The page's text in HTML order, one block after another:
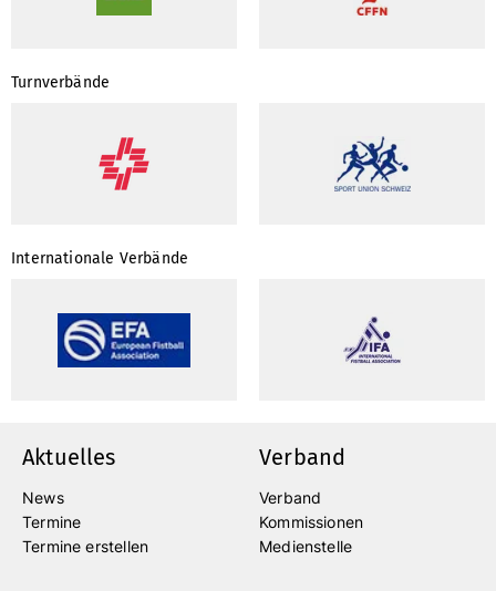
Turnverbände
Internationale Verbände
Aktuelles
News
Termine
Termine erstellen
Verband
Verband
Kommissionen
Medienstelle